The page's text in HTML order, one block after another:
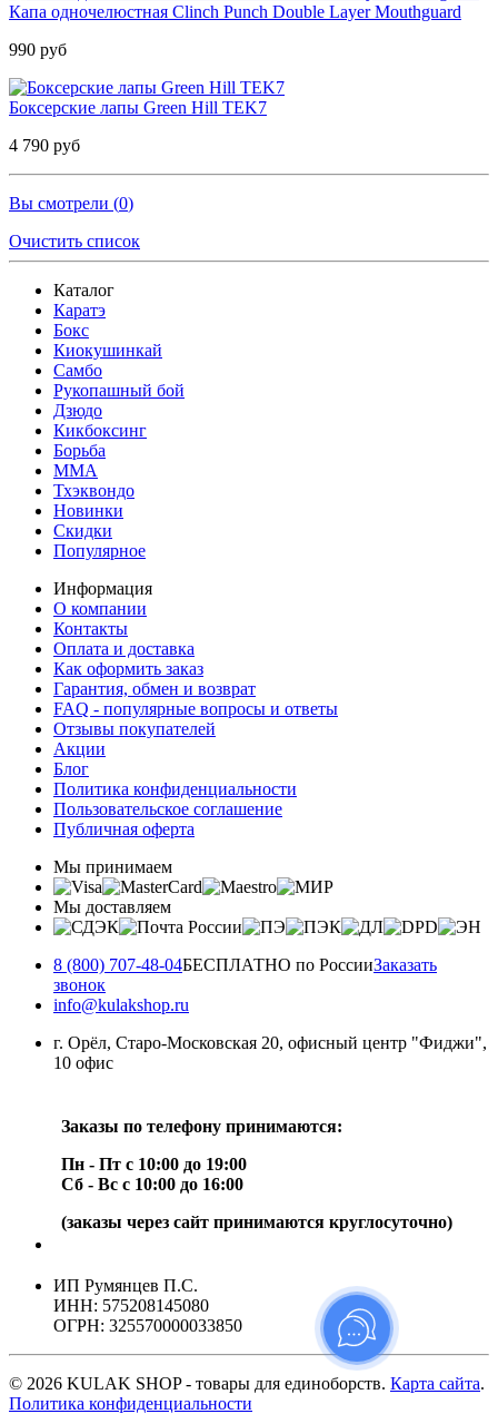
Капа одночелюстная Clinch Punch Double Layer Mouthguard
990 руб
Боксерские лапы Green Hill TEK7
4 790 руб
Вы смотрели (0)
Очистить список
Каталог
Каратэ
Бокс
Киокушинкай
Самбо
Рукопашный бой
Дзюдо
Кикбоксинг
Борьба
MMA
Тхэквондо
Новинки
Скидки
Популярное
Информация
О компании
Контакты
Оплата и доставка
Как оформить заказ
Гарантия, обмен и возврат
FAQ - популярные вопросы и ответы
Отзывы покупателей
Акции
Блог
Политика конфиденциальности
Пользовательское соглашение
Публичная оферта
Мы принимаем
Мы доставляем
8 (800) 707-48-04БЕСПЛАТНО по РоссииЗаказать
звонок
info@kulakshop.ru
г. Орёл, Старо-Московская 20, офисный центр "Фиджи",
10 офис
Заказы по телефону принимаются:
Пн - Пт с 10:00 до 19:00
Сб - Вс с 10:00 до 16:00
(заказы через сайт принимаются круглосуточно)
ИП Румянцев П.С.
ИНН: 575208145080
ОГРН: 325570000033850
© 2026 KULAK SHOP - товары для единоборств. Карта сайта.
Политика конфиденциальности